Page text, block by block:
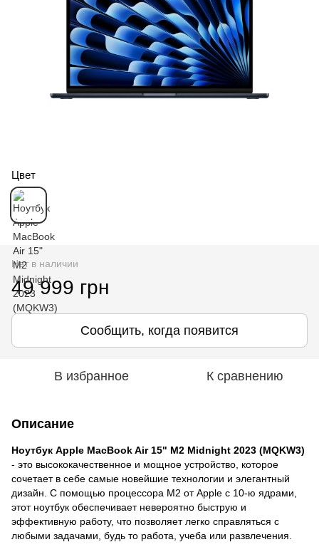
Цвет
Нет в наличии
49 999 грн
Сообщить, когда появится
В избранное К сравнению
Описание
Ноутбук Apple MacBook Air 15" M2 Midnight 2023 (MQKW3)
- это высококачественное и мощное устройство, которое
сочетает в себе самые новейшие технологии и элегантный
дизайн. С помощью процессора M2 от Apple с 10-ю ядрами,
этот ноутбук обеспечивает невероятно быструю и
эффективную работу, что позволяет легко справляться с
любыми задачами, будь то работа, учеба или развлечения.